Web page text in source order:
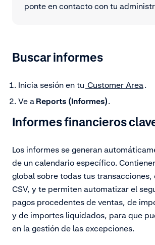
ponte en contacto con tu
Buscar informes
Inicia sesión en tu Customer Area.
Ve a Reports (Informes).
Informes financieros
Los informes se generan
de un calendario específico.
global sobre todas tus transacciones,
CSV, y te permiten automatizar el
pagos procedentes de ventas, de
y de importes liquidados, para que
en la gestión de las excepciones.